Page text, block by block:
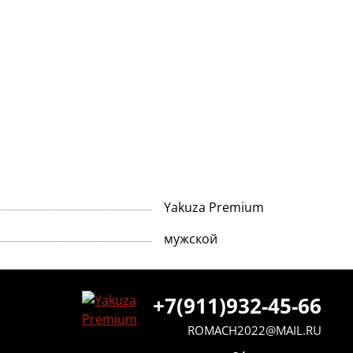
Yakuza Premium
мужской
+7(911)932-45-66
ROMACH2022@MAIL.RU